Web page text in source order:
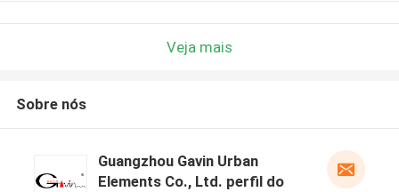
Veja mais
Sobre nós
Guangzhou Gavin Urban
Elements Co., Ltd. perfil do